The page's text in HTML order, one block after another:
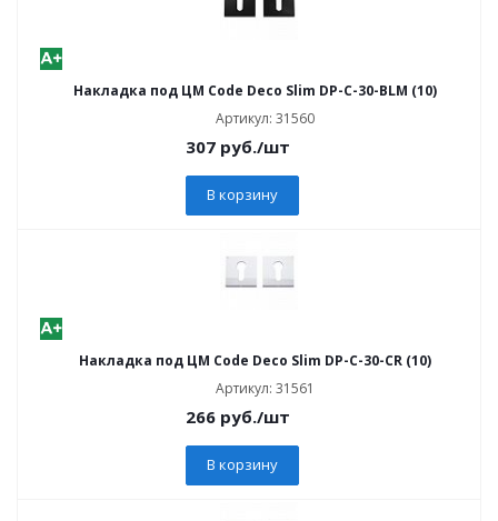
Накладка под ЦМ Code Deco Slim DP-C-30-BLM (10)
Артикул: 31560
307 руб./шт
В корзину
Накладка под ЦМ Code Deco Slim DP-C-30-CR (10)
Артикул: 31561
266 руб./шт
В корзину